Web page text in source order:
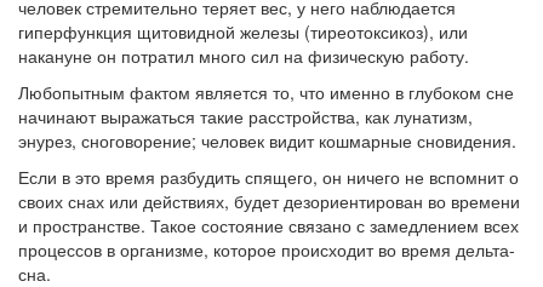
человек стремительно теряет вес, у него наблюдается
гиперфункция щитовидной железы (тиреотоксикоз), или
накануне он потратил много сил на физическую работу.
Любопытным фактом является то, что именно в глубоком сне
начинают выражаться такие расстройства, как лунатизм,
энурез, сноговорение; человек видит кошмарные сновидения.
Если в это время разбудить спящего, он ничего не вспомнит о
своих снах или действиях, будет дезориентирован во времени
и пространстве. Такое состояние связано с замедлением всех
процессов в организме, которое происходит во время дельта-
сна.